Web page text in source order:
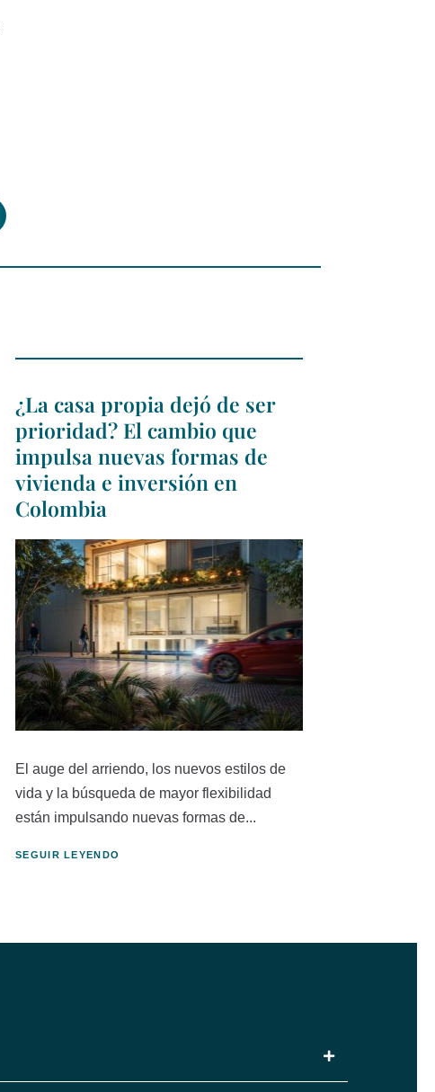
¿La casa propia dejó de ser
prioridad? El cambio que
impulsa nuevas formas de
vivienda e inversión en
Colombia
El auge del arriendo, los nuevos estilos de
vida y la búsqueda de mayor flexibilidad
están impulsando nuevas formas de...
SEGUIR LEYENDO